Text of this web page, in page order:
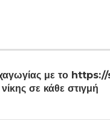
με το
νίκης σε κάθε στιγμή